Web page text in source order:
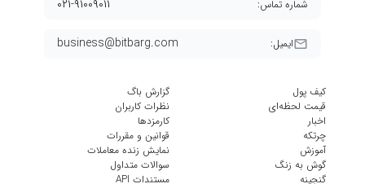
ایمیل: business@bitbarg.com
شماره تماس: ۰۲۱-۹۱۰۰۹۰۱۱
کیف پول
قیمت لحظه‌ای
اخبار
چرتکه
آموزش
گوش به زنگ
گنجینه
گزارش باگ
نظرات کاربران
کارمزد‌ها
قوانین و مقررات
نمایش زنده معاملات
سوالات متداول
مستندات API